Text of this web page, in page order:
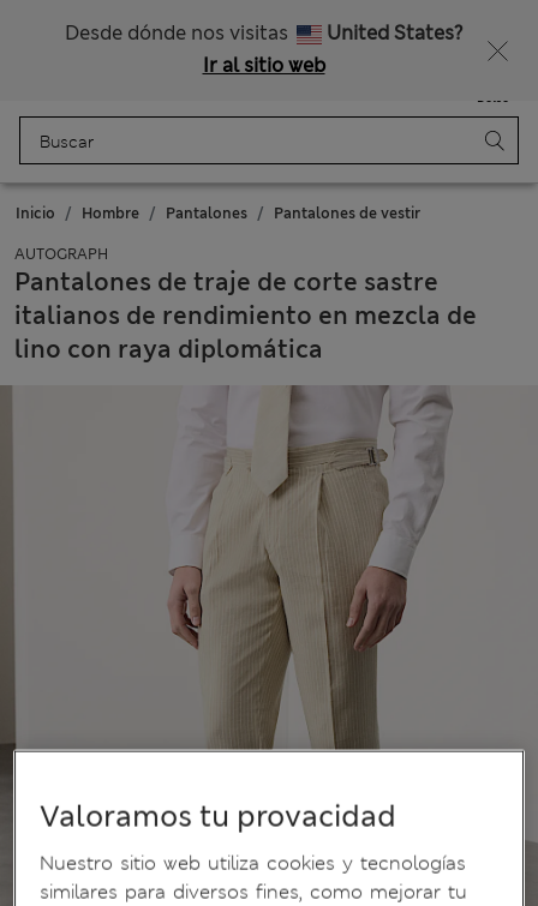
Desde dónde nos visitas
United States?
Ir al sitio web
Bolso
Inicio Hombre Pantalones Pantalones de vestir
AUTOGRAPH
Pantalones de traje de corte sastre
italianos de rendimiento en mezcla de
lino con raya diplomática
Valoramos tu provacidad
Nuestro sitio web utiliza cookies y tecnologías
similares para diversos fines, como mejorar tu